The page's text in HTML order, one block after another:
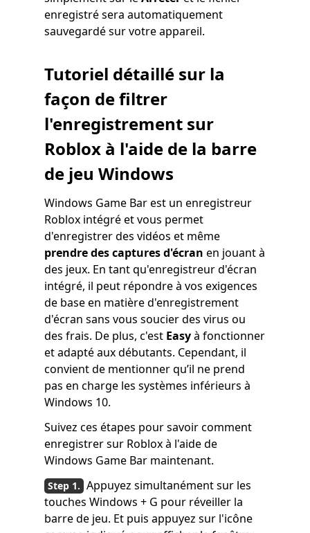
enregistré sera automatiquement
sauvegardé sur votre appareil.
Tutoriel détaillé sur la
façon de filtrer
l'enregistrement sur
Roblox à l'aide de la barre
de jeu Windows
Windows Game Bar est un enregistreur
Roblox intégré et vous permet
d'enregistrer des vidéos et même
prendre des captures d'écran en jouant à
des jeux. En tant qu'enregistreur d'écran
intégré, il peut répondre à vos exigences
de base en matière d'enregistrement
d'écran sans vous soucier des virus ou
des frais. De plus, c'est Easyà fonctionner
et adapté aux débutants. Cependant, il
convient de mentionner qu’il ne prend
pas en charge les systèmes inférieurs à
Windows 10.
Suivez ces étapes pour savoir comment
enregistrer sur Roblox à l'aide de
Windows Game Bar maintenant.
Appuyez simultanément sur les
touches Windows + G pour réveiller la
barre de jeu. Et puis appuyez sur l'icône